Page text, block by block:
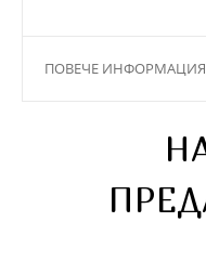
ПОВЕЧЕ ИНФОРМАЦИЯ